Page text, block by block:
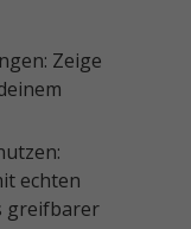
Zeige
echten
greifbarer